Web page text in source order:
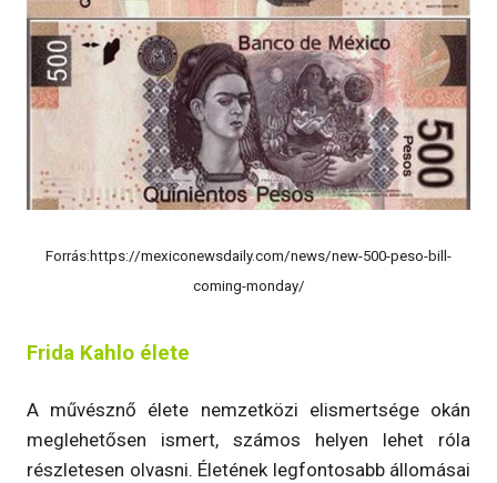
Forrás:https://mexiconewsdaily.com/news/new-500-peso-bill-
coming-monday/
Frida Kahlo élete
A művésznő élete nemzetközi elismertsége okán
meglehetősen ismert, számos helyen lehet róla
részletesen olvasni. Életének legfontosabb állomásai